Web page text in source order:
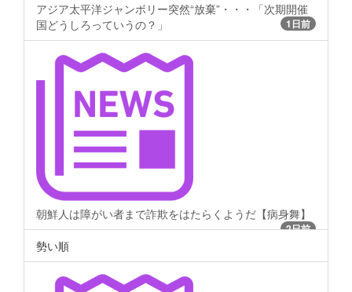
アジア太平洋ジャンボリー突然“放棄”・・・「次期開催
国どうしろっていうの？」
1日前
朝鮮人は障がい者まで詐欺をはたらくようだ【病身舞】
2日前
勢い順